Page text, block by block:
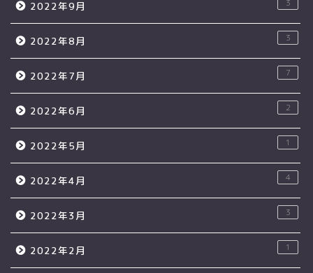
2022年9月 3
2022年8月 3
2022年7月 7
2022年6月 2
2022年5月 1
2022年4月 4
2022年3月 3
2022年2月 1